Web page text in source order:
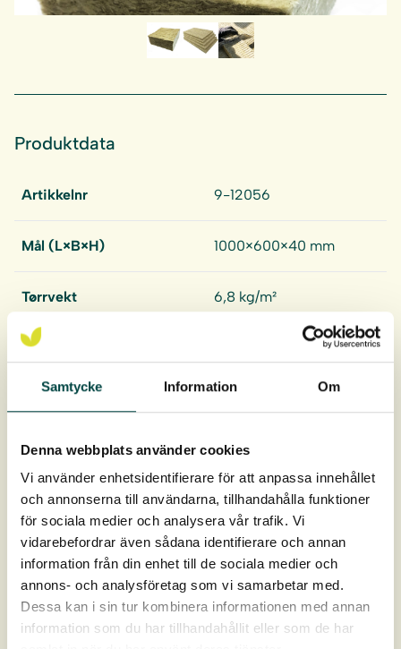
Samtycke Information Om
Denna webbplats använder cookies
Vi använder enhetsidentifierare för att anpassa innehållet
och annonserna till användarna, tillhandahålla funktioner
för sociala medier och analysera vår trafik. Vi
vidarebefordrar även sådana identifierare och annan
information från din enhet till de sociala medier och
annons- och analysföretag som vi samarbetar med.
Dessa kan i sin tur kombinera informationen med annan
information som du har tillhandahållit eller som de har
Produktdata
Artikkelnr 9-12056
Mål (L×B×H) 1000×600×40 mm
Tørrvekt 6,8 kg/m²
Vannmettet vekt
Vannholdende evne 32 l/m²
Levering 3 m²/fpk
Last ned
Produktdatablad